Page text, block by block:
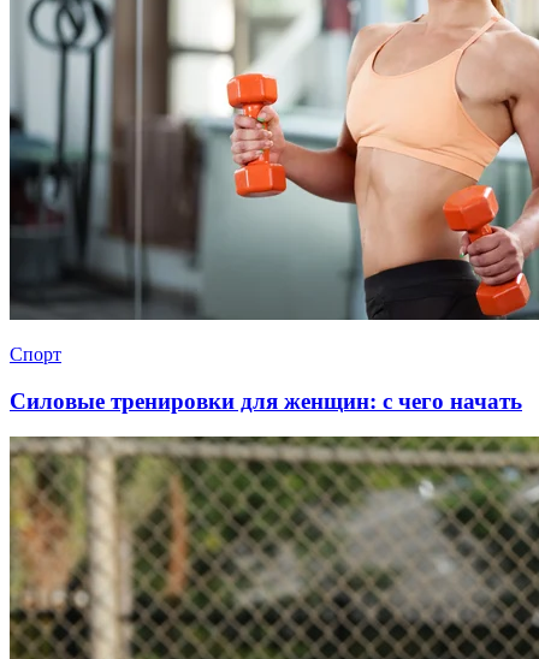
Спорт
Силовые тренировки для женщин: с чего начать